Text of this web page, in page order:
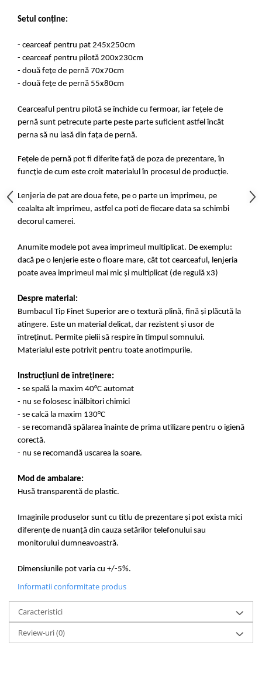
Setul conține:
- cearceaf pentru pat 245x250cm
- cearceaf pentru pilotă 200x230cm
- două fețe de pernă 70x70cm
- două fețe de pernă 55x80cm
Cearceaful pentru pilotă se închide cu fermoar, iar fețele de
pernă sunt petrecute parte peste parte suficient astfel încât
perna să nu iasă din fața de pernă.
Fețele de pernă pot fi diferite față de poza de prezentare, în
funcție de cum este croit materialul în procesul de producție.
Lenjeria de pat are doua fete, pe o parte un imprimeu, pe
cealalta alt imprimeu, astfel ca poti de fiecare data sa schimbi
decorul camerei.
Anumite modele pot avea imprimeul multiplicat. De exemplu:
dacă pe o lenjerie este o floare mare, cât tot cearceaful, lenjeria
poate avea imprimeul mai mic și multiplicat (de regulă x3)
Despre material:
Bumbacul Tip Finet Superior are o textură plină, fină și plăcută la
atingere. Este un material delicat, dar rezistent și usor de
întreținut. Permite pielii să respire în timpul somnului.
Materialul este potrivit pentru toate anotimpurile.
Instrucțiuni de întreținere:
- se spală la maxim 40°C automat
- nu se folosesc inălbitori chimici
- se calcă la maxim 130°C
- se recomandă spălarea înainte de prima utilizare pentru o igienă
corectă.
- nu se recomandă uscarea la soare.
Mod de ambalare:
Husă transparentă de plastic.
Imaginile produselor sunt cu titlu de prezentare și pot exista mici
diferențe de nuanță din cauza setărilor telefonului sau
monitorului dumneavoastră.
Dimensiunile pot varia cu +/-5%.
Informatii conformitate produs
Caracteristici
Review-uri(0)